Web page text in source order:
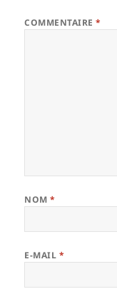
COMMENTAIRE*
NOM*
E-MAIL *